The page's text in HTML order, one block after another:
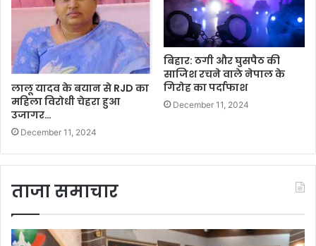
लालू यादव के बयान से RJD का
महिला विरोधी चेहरा हुआ
उजागर…
December 11, 2024
बिहार: ठगी और घुसपैठ की
साजिश रचने वाले नेपाल के
गिरोह का पर्दाफाश
December 11, 2024
ताजा समाचार